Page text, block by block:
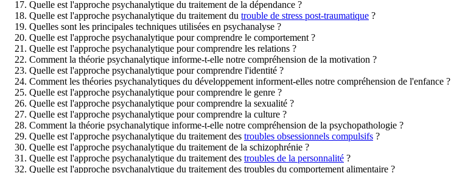
Quelle est l'approche psychanalytique du traitement de la dépendance ?
Quelle est l'approche psychanalytique du traitement du trouble de stress post-traumatique ?
Quelles sont les principales techniques utilisées en psychanalyse ?
Quelle est l'approche psychanalytique pour comprendre le comportement ?
Quelle est l'approche psychanalytique pour comprendre les relations ?
Comment la théorie psychanalytique informe-t-elle notre compréhension de la motivation ?
Quelle est l'approche psychanalytique pour comprendre l'identité ?
Comment les théories psychanalytiques du développement informent-elles notre compréhension de l'enfance ?
Quelle est l'approche psychanalytique pour comprendre le genre ?
Quelle est l'approche psychanalytique pour comprendre la sexualité ?
Quelle est l'approche psychanalytique pour comprendre la culture ?
Comment la théorie psychanalytique informe-t-elle notre compréhension de la psychopathologie ?
Quelle est l'approche psychanalytique du traitement des troubles obsessionnels compulsifs ?
Quelle est l'approche psychanalytique du traitement de la schizophrénie ?
Quelle est l'approche psychanalytique du traitement des troubles de la personnalité ?
Quelle est l'approche psychanalytique du traitement des troubles du comportement alimentaire ?